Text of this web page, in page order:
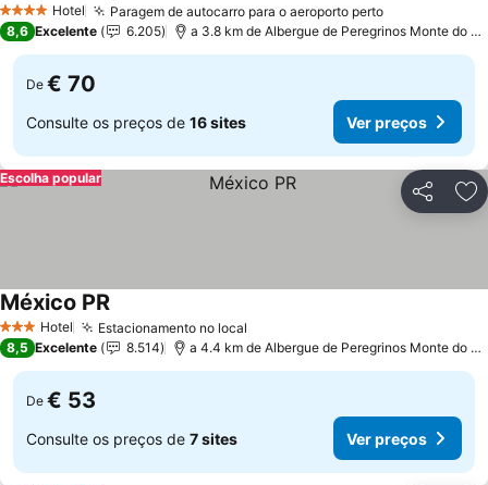
4 EstrelasHotel Paragem de autocarro para o aeroporto perto
8,6 Excelente 6.205 a 3.8 km de Albergue de Peregrinos Monte do Gozo
De € 70
Consulte os preços de 16 sites Ver preços
Partilhar
Escolha popular
3 EstrelasHotel Estacionamento no local
México PR
8,5 Excelente 8.514 a 4.4 km de Albergue de Peregrinos Monte do Gozo
De € 53
Consulte os preços de 7 sites Ver preços